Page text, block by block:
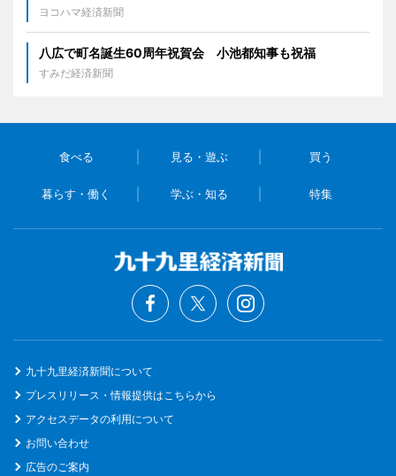
ヨコハマ経済新聞
八広で町名誕生60周年祝賀会 小池都知事も祝福
すみだ経済新聞
食べる 見る・遊ぶ 買う
暮らす・働く 学ぶ・知る 特集
九十九里経済新聞について
プレスリリース・情報提供はこちらから
アクセスデータの利用について
お問い合わせ
広告のご案内